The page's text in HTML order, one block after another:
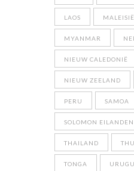
LAOS MALEISIË
MYANMAR
NIEUW CALEDONIË
NIEUW ZEELAND
PERU SAMOA
SOLOMON EILANDEN
THAILAND
TONGA